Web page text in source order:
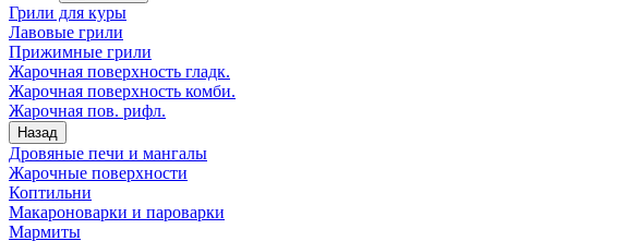
Грили для куры
Лавовые грили
Прижимные грили
Жарочная поверхность гладк.
Жарочная поверхность комби.
Жарочная пов. рифл.
Назад
Дровяные печи и мангалы
Жарочные поверхности
Коптильни
Макароноварки и пароварки
Мармиты